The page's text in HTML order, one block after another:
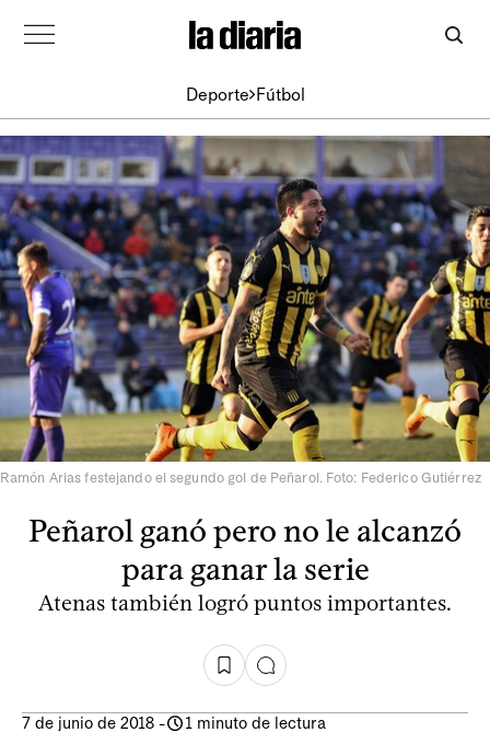
Deporte Fútbol
Ramón Arias festejando el segundo gol de Peñarol. Foto: Federico Gutiérrez
Peñarol ganó pero no le alcanzó
para ganar la serie
Atenas también logró puntos importantes.
7 de junio de 2018 - 1 minuto de lectura